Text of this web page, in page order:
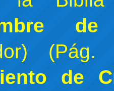
de
de